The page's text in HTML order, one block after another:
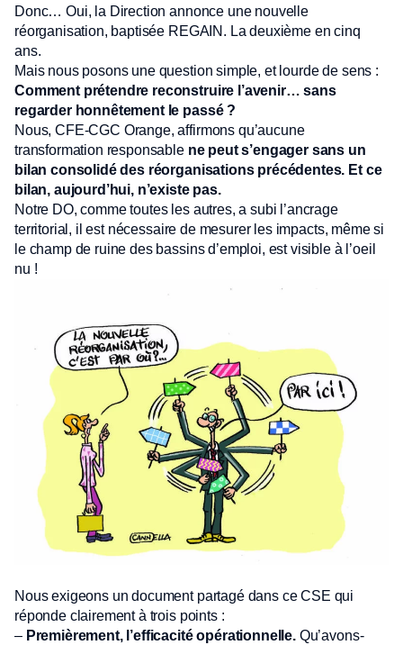
Donc… Oui, la Direction annonce une nouvelle
réorganisation, baptisée REGAIN. La deuxième en cinq
ans.
Mais nous posons une question simple, et lourde de sens :
Comment prétendre reconstruire l’avenir… sans
regarder honnêtement le passé ?
Nous, CFE-CGC Orange, affirmons qu’aucune
transformation responsable ne peut s’engager sans un
bilan consolidé des réorganisations précédentes. Et ce
bilan, aujourd’hui, n’existe pas.
Notre DO, comme toutes les autres, a subi l’ancrage
territorial, il est nécessaire de mesurer les impacts, même si
le champ de ruine des bassins d’emploi, est visible à l’oeil
nu !
Nous exigeons un document partagé dans ce CSE qui
réponde clairement à trois points :
– Premièrement, l’efficacité opérationnelle.Qu’avons-